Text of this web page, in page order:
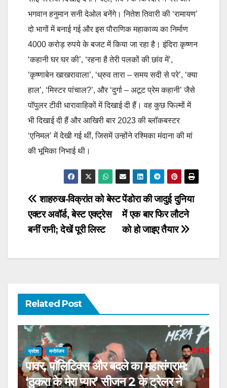
भगवान हनुमान सनी देओल बनेंगे। नितेश तिवारी की ‘रामायण’
दो भागों में बनाई गई और इस पौराणिक महाकाव्य का निर्माण
4000 करोड़ रुपये के बजट में किया जा रहा है। इंदिरा कृष्णन
‘कहानी घर घर की’, ‘रहना है तेरी पलकों की छांव में’,
‘कृष्णाबेन खाखरावाला’, ‘ध्रुव तारा – समय सदी से परे’, ‘क्या
हाल’, ‘मिस्टर पांचाल?’, और ‘दुर्गा – अटूट प्रेम कहानी’ जैसे
पॉपुलर टीवी धारावाहिकों में दिखाई दी हैं। वह कुछ फिल्मों में
भी दिखाई दी हैं और आखिरी बार 2023 की ब्लॉकबस्टर
‘एनिमल’ में देखी गई थीं, जिसमें उन्होंने रश्मिका मंदाना की मां
की भूमिका निभाई थी।
Post
navigation
पेंडोरा की जादुई दुनिया
में एक बार फिर लौटने
को हो जाइए तैयार
शाहरुख-विक्रांत को बेस्ट
एक्टर अवॉर्ड, बेस्ट एक्ट्रेस
बनीं रानी; देखें पूरी लिस्ट
Related Post
प्रदेश मनोरंजन
पावर, पॉलिटिक्स और बदले का महासंग्राम:
‘ठुकरा के मेरा प्यार’ सीजन 2 के ट्रेलर ने